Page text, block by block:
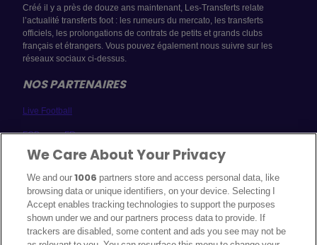
Créé il y a près de douze ans maintenant, Les-Transferts relate
l’actualité transferts foot : les rumeurs du mercato, les transferts
officiels, les prolongations de contrats de petits et grands clubs
français et étrangers. Vous pouvez également nous suivre sur les
réseaux sociaux ci-dessus.
NOS PARTENAIRES
Live Football
FCBayern-FR
Milan AC
Real France
A PROPOS
Politique de cookies
We Care About Your Privacy
We and our1006 partners store and access personal data, like
browsing data or unique identifiers, on your device. Selecting I
Accept enables tracking technologies to support the purposes
shown under we and our partners process data to provide. If
trackers are disabled, some content and ads you see may not be